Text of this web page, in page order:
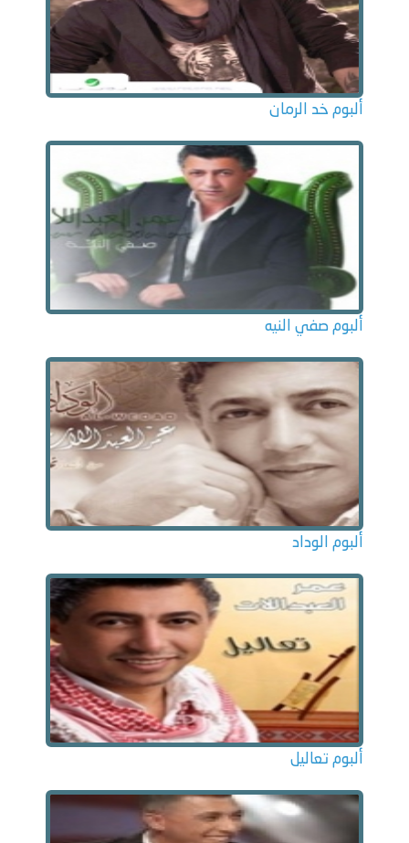
ألبوم خد الرمان
ألبوم صفي النيه
ألبوم الوداد
ألبوم تعاليل